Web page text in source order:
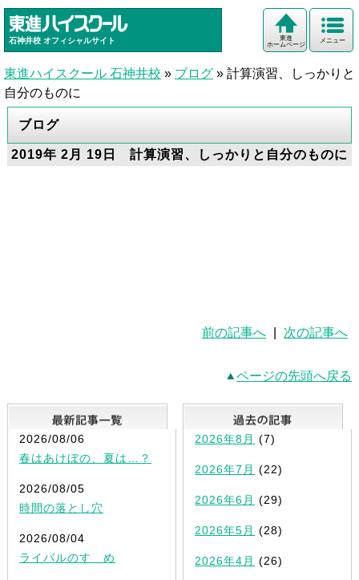
石神井校 オフィシャルサイト メニュー
東進
ホームページ
東進ハイスクール 石神井校 » ブログ » 計算演習、しっかりと
自分のものに
ブログ
2019年 2月 19日 計算演習、しっかりと自分のものに
前の記事へ 次の記事へ
ページの先頭へ戻る
最新記事一覧
2026/08/06
春はあけぼの、夏は…？
2026/08/05
時間の落とし穴
2026/08/04
ライバルのすゝめ
2026年8月 (7)
2026年7月 (22)
2026年6月 (29)
2026年5月 (28)
2026年4月 (26)